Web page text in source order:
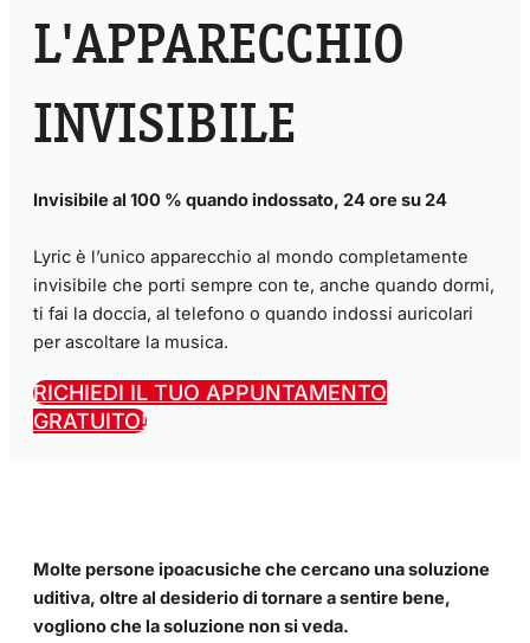
L'APPARECCHIO
INVISIBILE
Invisibile al 100 % quando indossato, 24 ore su 24
Lyric è l’unico apparecchio al mondo completamente
invisibile che porti sempre con te, anche quando dormi,
ti fai la doccia, al telefono o quando indossi auricolari
per ascoltare la musica.
RICHIEDI IL TUO APPUNTAMENTO
GRATUITO!
Molte persone ipoacusiche che cercano una soluzione
uditiva, oltre al desiderio di tornare a sentire bene,
vogliono che la soluzione non si veda.